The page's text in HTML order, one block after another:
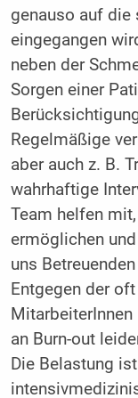
genauso auf
eingegangen
neben der
Sorgen einer
Regelmäßige
aber auch z. B.
wahrhaftige
Team helfen
ermöglichen
uns
Entgegen der
an Burn-out
Die Belastung